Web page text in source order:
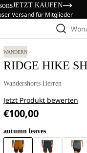
JETZT KAUFEN
Versand für Mitglieder
WANDERN
RIDGE HIKE
Wandershorts Herren
Jetzt Produkt bewerten
€100,00
autumn leaves